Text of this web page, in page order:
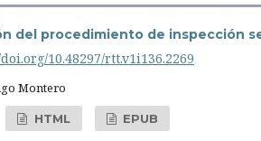
del procedimiento de inspección
10.48297/rtt.v1i136.2269
Montero
HTML EPUB